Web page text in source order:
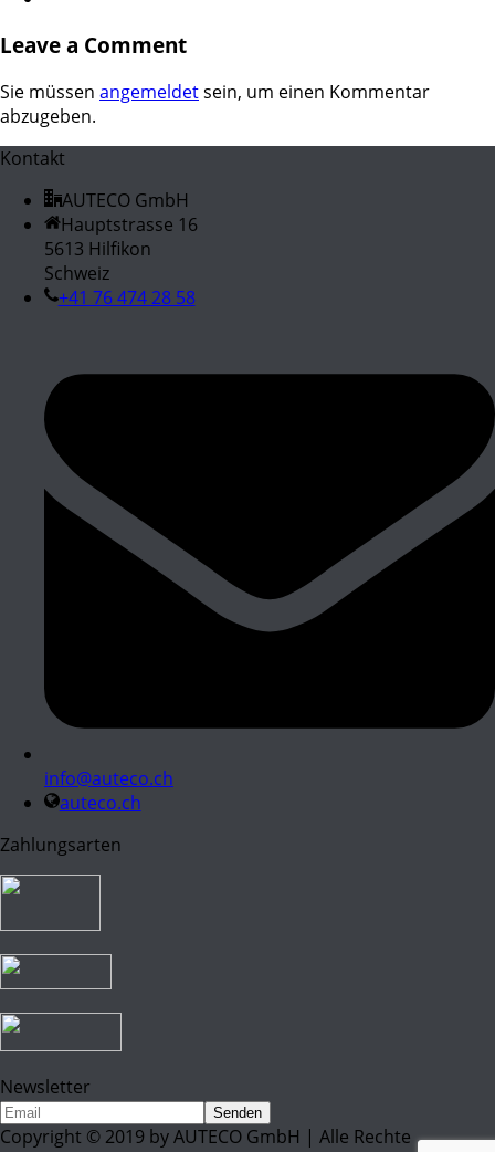
Leave a Comment
Sie müssen angemeldetsein, um einen Kommentar
abzugeben.
Kontakt
AUTECO GmbH
Hauptstrasse 16
5613 Hilfikon
Schweiz
+41 76 474 28 58
info@auteco.ch
auteco.ch
Zahlungsarten
Newsletter
Copyright © 2019 by AUTECO GmbH | Alle Rechte